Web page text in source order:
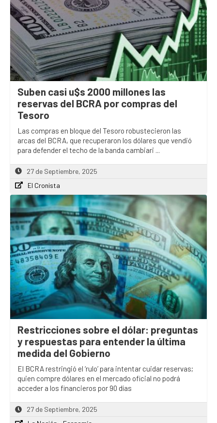
Suben casi u$s 2000 millones las
reservas del BCRA por compras del
Tesoro
Las compras en bloque del Tesoro robustecieron las
arcas del BCRA, que recuperaron los dólares que vendió
para defender el techo de la banda cambiari ...
27 de Septiembre, 2025
El Cronista
Restricciones sobre el dólar: preguntas
y respuestas para entender la última
medida del Gobierno
El BCRA restringió el ‘rulo’ para intentar cuidar reservas;
quien compre dólares en el mercado oficial no podrá
acceder a los financieros por 90 días
27 de Septiembre, 2025